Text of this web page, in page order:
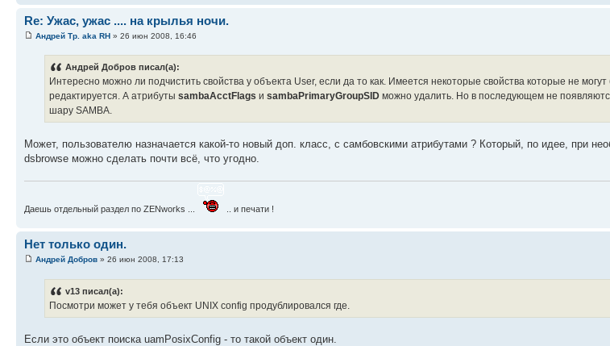
Re: Ужас, ужас .... на крылья ночи.
Андрей Тр. aka RH » 26 июн 2008, 16:46
Андрей Добров писал(а):
Интересно можно ли подчистить свойства у объекта User, если да то как. Имеется некоторые свойства которые не
редактируется. А атрибуты sambaAcctFlags и sambaPrimaryGroupSID можно удалить. Но в последующем не
шару SAMBA.
Может, пользователю назначается какой-то новый доп. класс, с самбовскими атрибутами ? Который, по идее, при
dsbrowse можно сделать почти всё, что угодно.
Даешь отдельный раздел по ZENworks ... .. и печати !
Нет только один.
Андрей Добров » 26 июн 2008, 17:13
v13 писал(а):
Посмотри может у тебя объект UNIX config продублировался где.
Если это объект поиска uamPosixConfig - то такой объект один.